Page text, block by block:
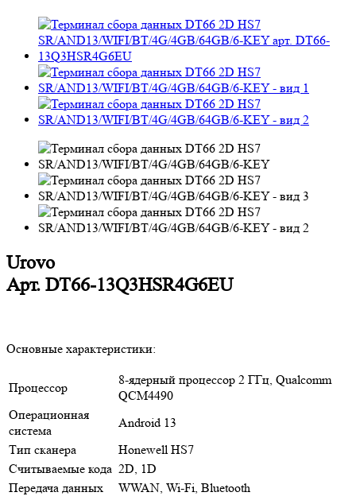
Urovo
Арт. DT66-13Q3HSR4G6EU
Основные характеристики:
Процессор
8-ядерный процессор 2 ГГц, Qualcomm
QCM4490
Операционная
система
Android 13
Тип сканера
Honewell HS7
Считываемые кода 2D, 1D
Передача данных
WWAN, Wi-Fi, Bluetooth